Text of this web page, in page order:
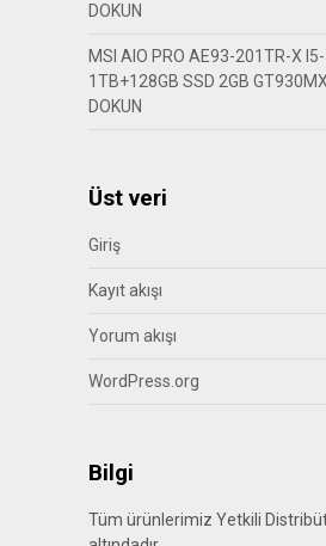
DOKUN
MSI AIO PRO AE93-201TR-X
1TB+128GB SSD 2GB
DOKUN
Üst veri
Giriş
Kayıt akışı
Yorum akışı
WordPress.org
Bilgi
Tüm ürünlerimiz Yetkili